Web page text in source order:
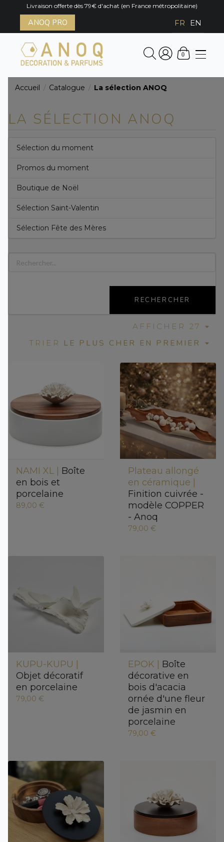
Livraison offerte dès 79€ d'achat (en France métropolitaine)
ANOQ PRO FR EN
0
Accueil / Catalogue / La sélection ANOQ
LA SÉLECTION ANOQ
Sélection du moment
Promos du moment
Boutique de Noël
Sélection Saint-Valentin
Sélection Fête des Mères
RECHERCHER
AFFICHER 27
TRIER
LE PLUS CHER EN PREMIER
NAMI XL | Boîte
en bois et
porcelaine
89,00 €
Plateau allongé
en céramique |
Finition cuivrée -
modèle COPPER
- Anoq
79,00 €
KUPU-KUPU |
Objet décoratif
en porcelaine
79,00 €
EPOK | Boîte
décorative en
bois d'acacia
ornée d'une fleur
de jasmin en
porcelaine
79,00 €